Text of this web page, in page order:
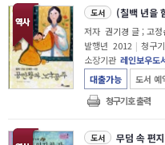
도서 (칠백 년을
저자 권기경 글 ; 고정
발행년 2012 | 청구
소장기관 레인보우도
대출가능
도서 예
청구기호 출력
도서 무덤 속 편